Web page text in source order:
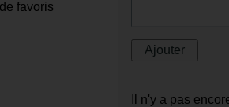
favoris
Il n'y a pas